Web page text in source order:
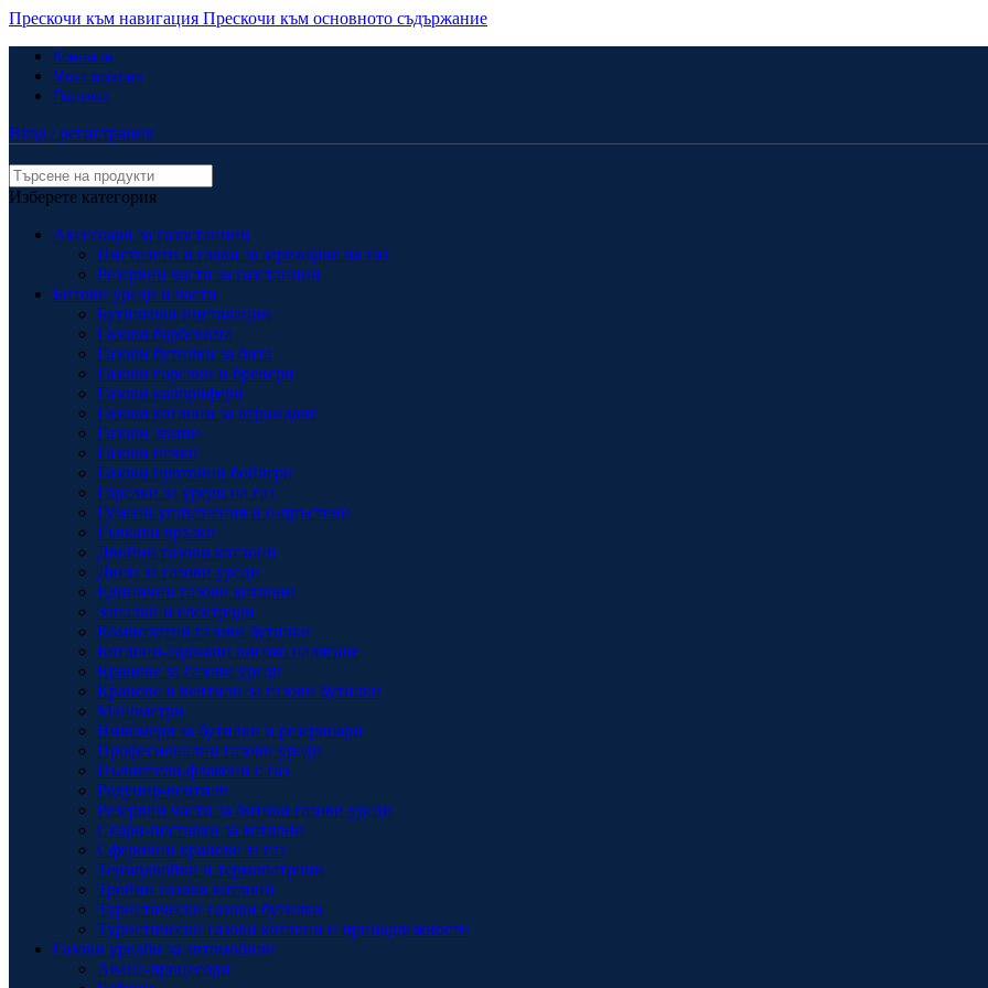
Прескочи към навигация Прескочи към основното съдържание
Контакти
Моят профил
Поръчки
Вход / регистрация
Изберете категория
Аксесоари за газостанции
Пистолети и глави за зареждане на газ
Резервни части за газстанции
Битови уреди и части
Бутилкови инсталации
Газови барбекюта
Газови бутилки за бита
Газови горелки и бренери
Газови калорифери
Газови котлони за вграждане
Газови лампи
Газови печки
Газови проточни бойлери
Горелки за уреди на газ
Гумени уплътнения и о-пръстени
Гъвкави връзки
Двойни газови котлони
Дюзи за газови уреди
Единични газови котлони
Запалки и електроди
Композитни газови бутилки
Котлони-саджаци високо налягане
Кранове за газови уреди
Кранове и вентили за газови бутилки
Манометри
Нивомери за бутилки и резервоари
Професионални газови уреди
Пълнители,флакони с газ
Редуцир-вентили
Резервни части за битови газови уреди
Скари-поставки за котлони
Сферични кранове за газ
Термодвойки и термопатрони
Тройни газови котлони
Туристически газови бутилки
Туристически газови котлони и принадлежности
Газови уредби за автомобили
Аванс-процесори